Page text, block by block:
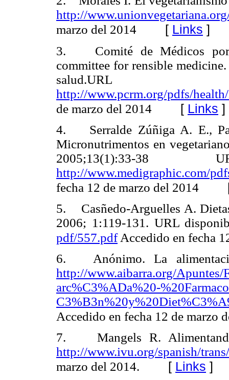
http://
marzo del 2014 [ Links ]
3. Comité de Médicos por
committee for rensible
salud.URL
http://www.pcrm.org/pdfs/
de marzo del 2014 [ Links ]
4.
Serralde Zúñiga A. E.,
Micronutrimentos en
2005;13(1):33-
http://www.medigraphic.com/
fecha 12 de marzo del 2014
5.
Casñedo-Arguelles A.
2006; 1:119-131. URL
pdf/557.pdfAccedido en fecha
6.
Anónimo. La
http://www.aibarra.org/
arc%C3%ADa%20-
Accedido en fecha 12 de marzo
7. Mangels R.
http://www.ivu.org/spanish/
marzo del 2014. [ Links ]